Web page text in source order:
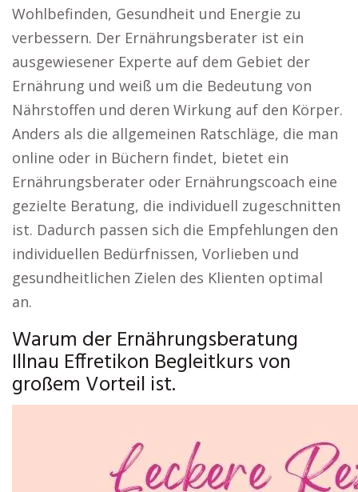
Wohlbefinden, Gesundheit und Energie zu
verbessern. Der Ernährungsberater ist ein
ausgewiesener Experte auf dem Gebiet der
Ernährung und weiß um die Bedeutung von
Nährstoffen und deren Wirkung auf den Körper.
Anders als die allgemeinen Ratschläge, die man
online oder in Büchern findet, bietet ein
Ernährungsberater oder Ernährungscoach eine
gezielte Beratung, die individuell zugeschnitten
ist. Dadurch passen sich die Empfehlungen den
individuellen Bedürfnissen, Vorlieben und
gesundheitlichen Zielen des Klienten optimal
an.
Warum der Ernährungsberatung
Illnau Effretikon Begleitkurs von
großem Vorteil ist.